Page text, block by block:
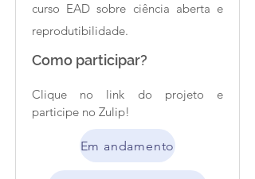
curso EAD sobre ciência aberta e
reprodutibilidade.
Como participar?
Clique no link do projeto e
participe no Zulip!
Em andamento